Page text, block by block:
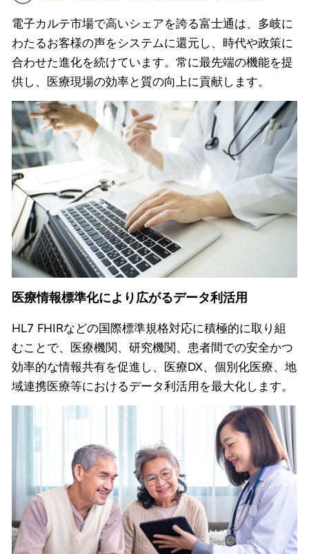
電子カルテ市場で高いシェアを誇る富士通は、多岐に
わたるお客様の声をシステムに還元し、時代や政策に
合わせた進化を続けています。常に最先端の機能を提
供し、医療現場の効率と質の向上に貢献します。
医療情報標準化により広がるデータ利活用
HL7 FHIRなどの国際標準規格対応に積極的に取り組
むことで、医療機関、研究機関、患者間での安全かつ
効率的な情報共有を促進し、医療DX、個別化医療、地
域連携医療等におけるデータ利活用を最大化します。